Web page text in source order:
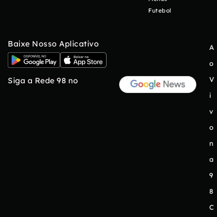
Futebol
Baixe Nosso Aplicativo
Siga a Rede 98 no
A
o
V
i
v
o
n
a
9
8
C